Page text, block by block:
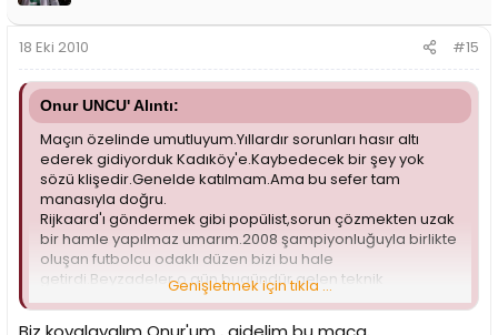
18 Eki 2010 #15
Onur UNCU' Alıntı:
Maçın özelinde umutluyum.Yıllardır sorunları hasır altı
ederek gidiyorduk Kadıköy'e.Kaybedecek bir şey yok
sözü klişedir.Genelde katılmam.Ama bu sefer tam
manasıyla doğru.
Rijkaard'ı göndermek gibi popülist,sorun çözmekten uzak
bir hamle yapılmaz umarım.2008 şampiyonluğuyla birlikte
oluşan futbolcu odaklı düzen bizi bu hale
getirdi.Beyzadeler o gün bugündür gelen teknik
direktörlerle top gibi oynuyor.Neşter vurulacaksa malum
yerli kadroya vurulmalı.
Genişletmek için tıkla ...